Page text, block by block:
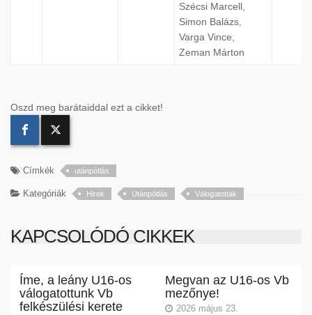
Szécsi Marcell,
Simon Balázs,
Varga Vince,
Zeman Márton
Oszd meg barátaiddal ezt a cikket!
Címkék utánpótlás
Kategóriák Hirek Utánpótlás Válogatottak
KAPCSOLÓDÓ CIKKEK
Íme, a leány U16-os
válogatottunk Vb
felkészülési kerete
Megvan az U16-os Vb
mezőnye!
2026 május 23.